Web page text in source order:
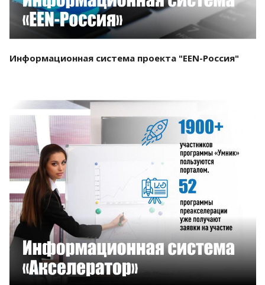
Информационная система проекта "EEN-Россия"
Смотреть проект